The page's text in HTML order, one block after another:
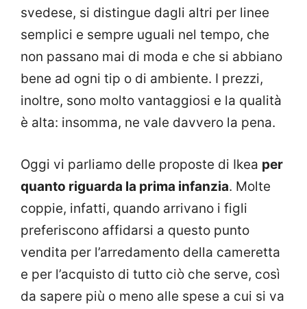
svedese, si distingue dagli altri per linee
semplici e sempre uguali nel tempo, che
non passano mai di moda e che si abbiano
bene ad ogni tip o di ambiente. I prezzi,
inoltre, sono molto vantaggiosi e la qualità
è alta: insomma, ne vale davvero la pena.
Oggi vi parliamo delle proposte di Ikea per
quanto riguarda la prima infanzia. Molte
coppie, infatti, quando arrivano i figli
preferiscono affidarsi a questo punto
vendita per l’arredamento della cameretta
e per l’acquisto di tutto ciò che serve, così
da sapere più o meno alle spese a cui si va